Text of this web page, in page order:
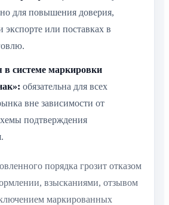
для повышения доверия,
экспорте или поставках в
в системе маркировки
обязательна для всех
вне зависимости от
подтверждения
порядка грозит отказом
взысканиями, отзывом
маркированных